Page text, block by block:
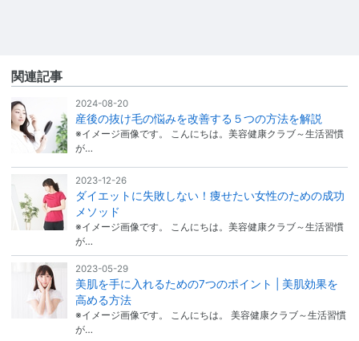
関連記事
2024-08-20
産後の抜け毛の悩みを改善する５つの方法を解説
※イメージ画像です。 こんにちは。美容健康クラブ～生活習慣
が…
2023-12-26
ダイエットに失敗しない！痩せたい女性のための成功
メソッド
※イメージ画像です。 こんにちは。美容健康クラブ～生活習慣
が…
2023-05-29
美肌を手に入れるための7つのポイント | 美肌効果を
高める方法
※イメージ画像です。 こんにちは。 美容健康クラブ～生活習慣
が…